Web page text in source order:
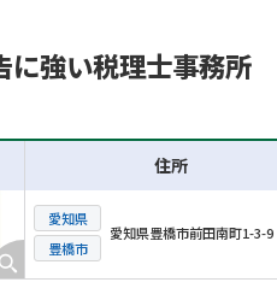
に強い税理士事務所
住所
愛知県
豊橋市
愛知県豊橋市前田南町1-3-9